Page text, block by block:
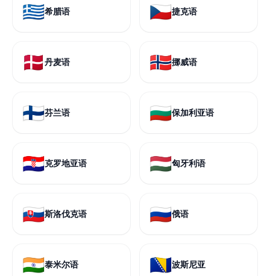
🇬🇷希腊语 🇨🇿捷克语
🇩🇰丹麦语 🇳🇴挪威语
🇫🇮芬兰语 🇧🇬保加利亚语
🇭🇷克罗地亚语 🇭🇺匈牙利语
🇸🇰斯洛伐克语 🇷🇺俄语
🇮🇳泰米尔语 🇧🇦波斯尼亚